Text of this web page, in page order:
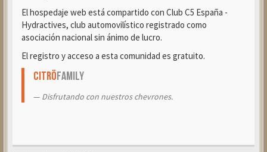
El hospedaje web está compartido con Club C5 España -
Hydractives, club automovilístico registrado como
asociación nacional sin ánimo de lucro.
El registro y acceso a esta comunidad es gratuito.
CitröFamily
Disfrutando con nuestros chevrones.